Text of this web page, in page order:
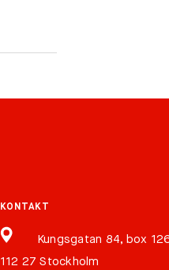
KONTAKT
Kungsgatan 84, box
112 27 Stockholm